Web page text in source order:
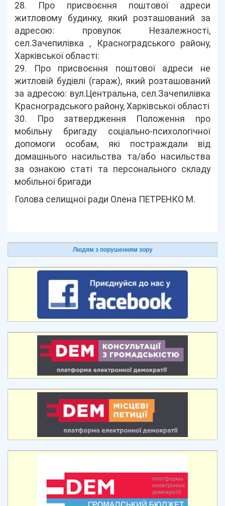
28. Про присвоєння поштової адреси
житловому будинку, який розташований за
адресою: провулок Незалежності,
сел.Зачепилівка , Красноградського району,
Харківської області:
29. Про присвоєння поштової адреси не
житловій будівлі (гараж), який розташований
за адресою: вул.Центральна, сел.Зачепилівка
Красноградського району, Харківської області
30. Про затвердження Положення про
мобільну бригаду соціально-психологічної
допомоги особам, які постраждали від
домашнього насильства та/або насильства
за ознакою статі та персонального складу
мобільної бригади
Голова селищної ради Олена ПЕТРЕНКО М.
Людям з порушенням зору